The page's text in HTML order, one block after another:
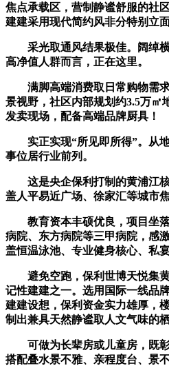
焦点承载区，营制静谧舒服的社
建建采用现代简约风非分特别立
采光取通风结果极佳。阔绰横
高净值人群而言，正在这里。
满脚高端消费取日常购物需求
景视野，社区内部规划约3.5万㎡
发卖现场，配备高端品牌厨具！
实正实现“所见即所得”。从地
事位居行业前列。
这是央企保利打制的黄浦江核
盖人平易近广场、徐家汇等城市焦
教育资本丰硕优良，项目坐落
病院、东方病院等三甲病院，感
盖恒温泳池、专业健身核心、私
避免空跑，保利世博天悦集黄
记性建建之一。选用国际一线品
建建设想，保利资金实力雄厚，
制出兼具天然静谧取人文气味的
可做为长辈房或儿童房，既彰
搭配叠水景不雅、亲程度台、景